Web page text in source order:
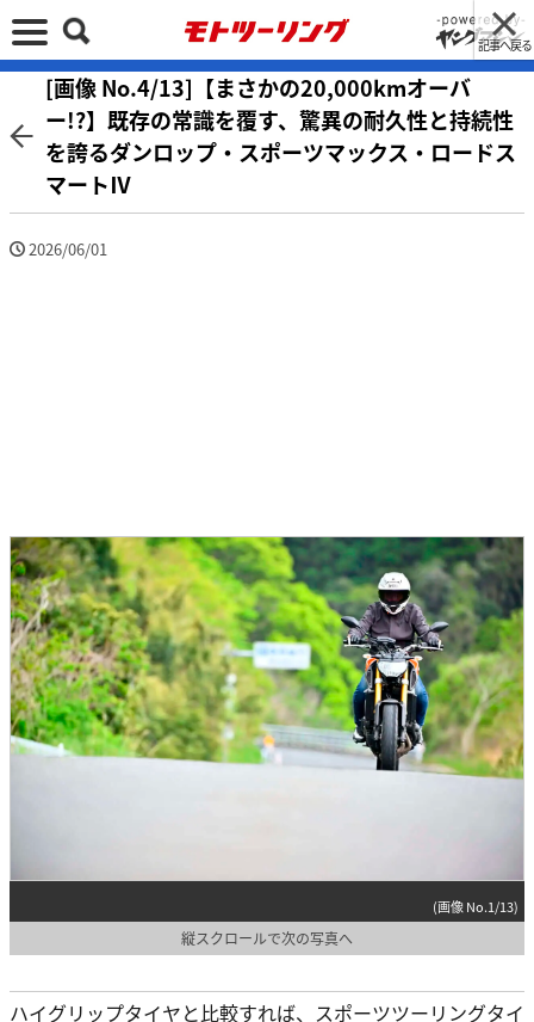
記事へ戻る
[画像 No.4/13]【まさかの20,000kmオーバ
ー!?】既存の常識を覆す、驚異の耐久性と持続性
を誇るダンロップ・スポーツマックス・ロードス
マートⅣ
2026/06/01
(画像 No.1/13)
縦スクロールで次の写真へ
ハイグリップタイヤと比較すれば、スポーツツーリングタイ